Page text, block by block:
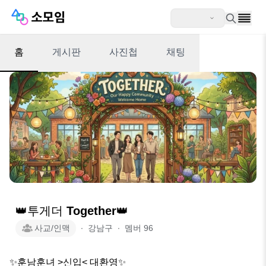
홈 게시판 사진첩 채팅
👑투게더 Together👑
사교/인맥 ∙ 강남구 ∙ 멤버 96
✨️훈남훈녀 >신입< 대환영✨️